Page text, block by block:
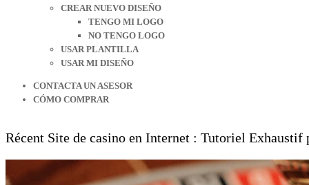
CREAR NUEVO DISEÑO
TENGO MI LOGO
NO TENGO LOGO
USAR PLANTILLA
USAR MI DISEÑO
CONTACTA UN ASESOR
CÓMO COMPRAR
Récent Site de casino en Internet : Tutoriel